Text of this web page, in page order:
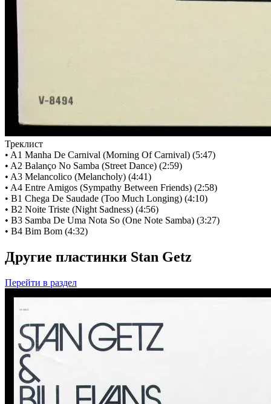
Треклист
• A1 Manha De Carnival (Morning Of Carnival) (5:47)
• A2 Balanço No Samba (Street Dance) (2:59)
• A3 Melancolico (Melancholy) (4:41)
• A4 Entre Amigos (Sympathy Between Friends) (2:58)
• B1 Chega De Saudade (Too Much Longing) (4:10)
• B2 Noite Triste (Night Sadness) (4:56)
• B3 Samba De Uma Nota So (One Note Samba) (3:27)
• B4 Bim Bom (4:32)
Другие пластинки Stan Getz
Перейти в раздел